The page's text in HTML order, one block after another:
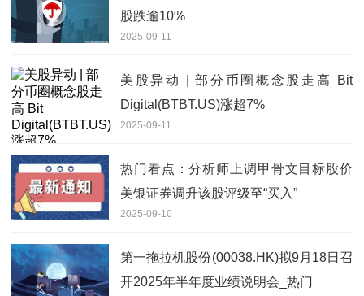
股跌逾10%
2025-09-11
美股异动 | 部分币圈概念股走高 Bit
Digital(BTBT.US)涨超7%
2025-09-11
热门看点：分析师上调甲骨文目标股价
美银证券调升该股评级至“买入”
2025-09-10
第一拖拉机股份(00038.HK)拟9月18日召
开2025年半年度业绩说明会_热门